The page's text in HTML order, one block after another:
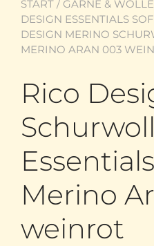
START / GARNE & WOLLE
DESIGN ESSENTIALS
DESIGN MERINO
MERINO ARAN 003
Rico
Merino
weinrot